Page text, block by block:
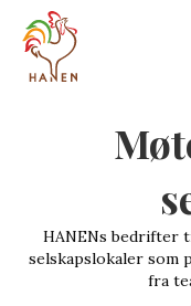
HANENs bedrifter
selskapslokaler som
fra